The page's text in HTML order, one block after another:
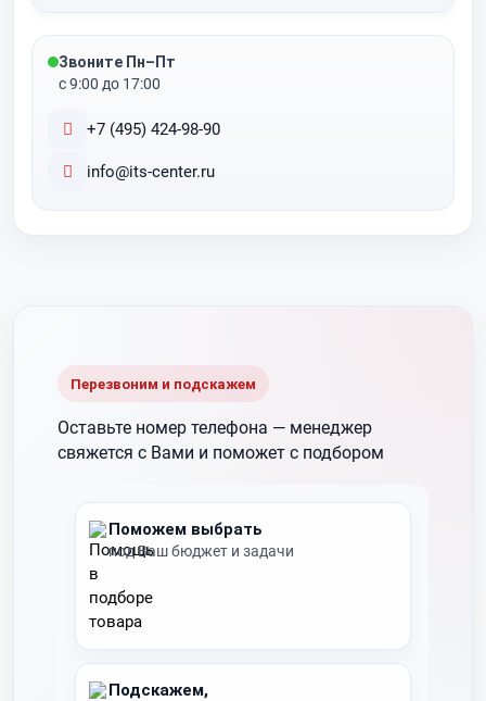
Звоните Пн–Пт
с 9:00 до 17:00
+7 (495) 424-98-90
info@its-center.ru
Перезвоним и подскажем
Оставьте номер телефона — менеджер
свяжется с Вами и поможет с подбором
Поможем выбрать
под Ваш бюджет и задачи
Подскажем,